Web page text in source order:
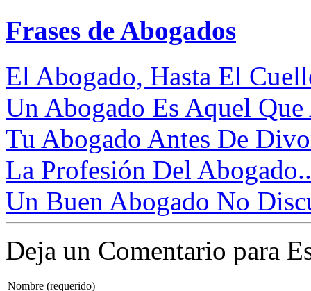
Frases de Abogados
El Abogado, Hasta El
Un Abogado Es Aquel
Tu Abogado Antes De
La Profesión Del
Un Buen Abogado No
Deja un Comentario para
Nombre (requerido)